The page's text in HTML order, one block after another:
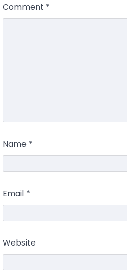
Comment *
Name *
Email *
Website